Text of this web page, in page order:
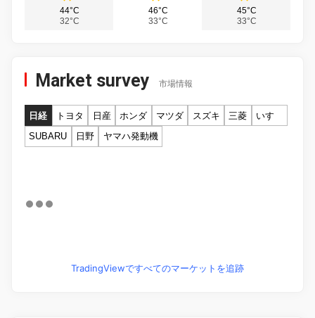
44°C
32°C
46°C
33°C
45°C
33°C
Market survey 市場情報
日経 トヨタ 日産 ホンダ マツダ スズキ 三菱
いすゞ
SUBARU
日野 ヤマハ発動機
TradingViewですべてのマーケットを追跡